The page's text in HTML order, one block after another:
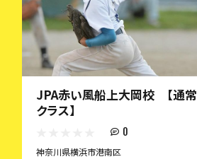
JPA赤い風船上大岡校 【通常
クラス】
0
神奈川県横浜市港南区